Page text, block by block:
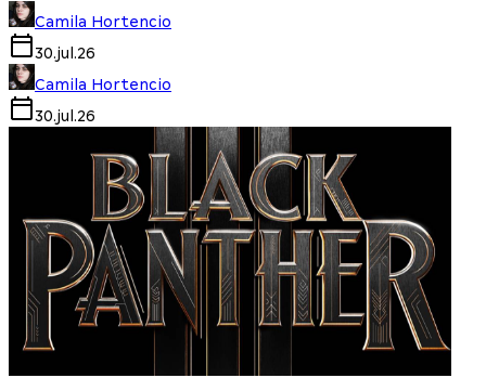
Camila Hortencio
30.jul.26
Camila Hortencio
30.jul.26